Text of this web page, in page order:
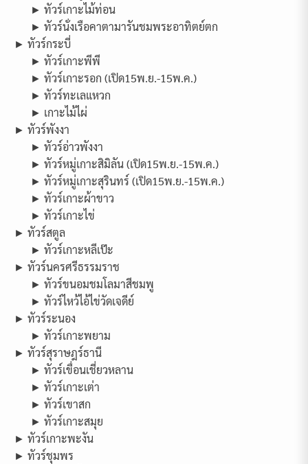
► ทัวร์เกาะไม้ท่อน
► ทัวร์นั่งเรือคาตามารันชมพระอาทิตย์ตก
► ทัวร์กระบี่
► ทัวร์เกาะพีพี
► ทัวร์เกาะรอก (เปิด15พ.ย.-15พ.ค.)
► ทัวร์ทะเลแหวก
► เกาะไม้ไผ่
► ทัวร์พังงา
► ทัวร์อ่าวพังงา
► ทัวร์หมู่เกาะสิมิลัน (เปิด15พ.ย.-15พ.ค.)
► ทัวร์หมู่เกาะสุรินทร์ (เปิด15พ.ย.-15พ.ค.)
► ทัวร์เกาะผ้าขาว
► ทัวร์เกาะไข่
► ทัวร์สตูล
► ทัวร์เกาะหลีเป๊ะ
► ทัวร์นครศรีธรรมราช
► ทัวร์ขนอมชมโลมาสีชมพู
► ทัวร์ไหว้ไอ้ไข่วัดเจดีย์
► ทัวร์ระนอง
► ทัวร์เกาะพยาม
► ทัวร์สุราษฎร์ธานี
► ทัวร์เขื่อนเชี่ยวหลาน
► ทัวร์เกาะเต่า
► ทัวร์เขาสก
► ทัวร์เกาะสมุย
► ทัวร์เกาะพะงัน
► ทัวร์ชุมพร